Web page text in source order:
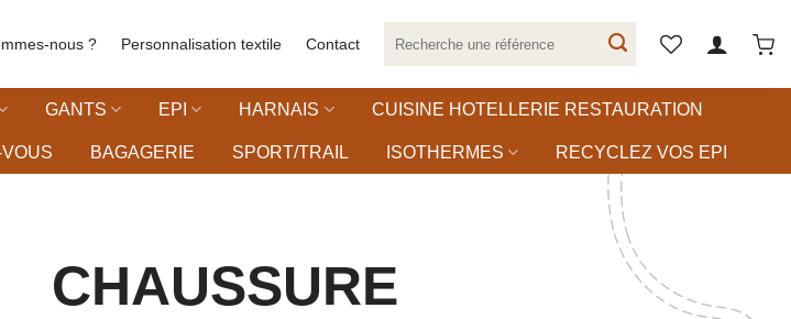
nous ? Personnalisation textile Contact
pour :
GANTS EPI HARNAIS CUISINE HOTELLERIE RESTAURATION
BAGAGERIE SPORT/TRAIL ISOTHERMES RECYCLEZ VOS EPI
CHAUSSURE